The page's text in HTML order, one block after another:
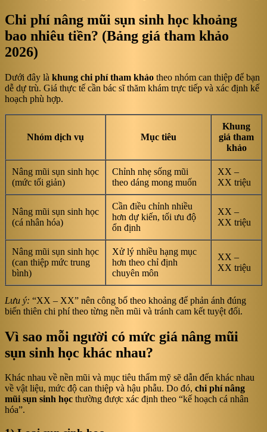
Chi phí nâng mũi sụn sinh học khoảng
bao nhiêu tiền? (Bảng giá tham khảo
2026)
Dưới đây là khung chi phí tham khảo theo nhóm can thiệp để bạn
dễ dự trù. Giá thực tế cần bác sĩ thăm khám trực tiếp và xác định kế
hoạch phù hợp.
Nhóm dịch vụ Mục tiêu
Khung
giá tham
khảo
Nâng mũi sụn sinh học
(mức tối giản)
Chỉnh nhẹ sống mũi
theo dáng mong muốn
XX –
XX triệu
Nâng mũi sụn sinh học
(cá nhân hóa)
Cần điều chỉnh nhiều
hơn dự kiến, tối ưu độ
ổn định
XX –
XX triệu
Nâng mũi sụn sinh học
(can thiệp mức trung
bình)
Xử lý nhiều hạng mục
hơn theo chỉ định
chuyên môn
XX –
XX triệu
Lưu ý: “XX – XX” nên công bố theo khoảng để phản ánh đúng
biến thiên chi phí theo từng nền mũi và tránh cam kết tuyệt đối.
Vì sao mỗi người có mức giá nâng mũi
sụn sinh học khác nhau?
Khác nhau về nền mũi và mục tiêu thẩm mỹ sẽ dẫn đến khác nhau
về vật liệu, mức độ can thiệp và hậu phẫu. Do đó, chi phí nâng
mũi sụn sinh học thường được xác định theo “kế hoạch cá nhân
hóa”.